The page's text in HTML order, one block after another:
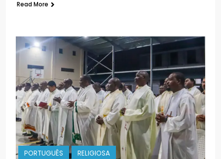
Read More
PORTUGUÊS RELIGIOSA